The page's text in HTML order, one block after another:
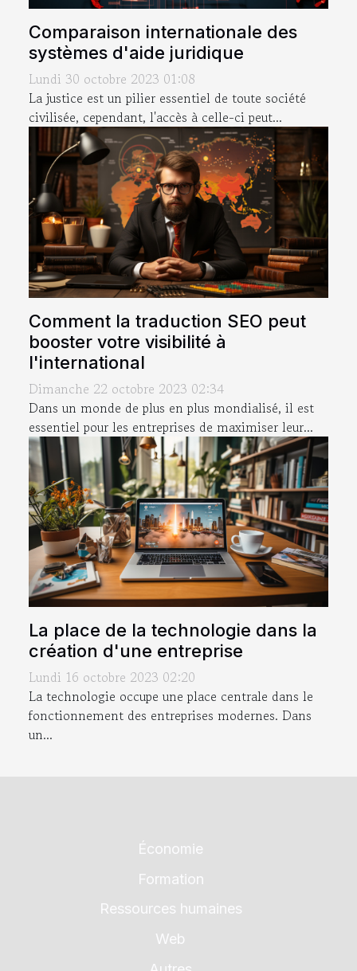
Comparaison internationale des
systèmes d'aide juridique
Lundi 30 octobre 2023 01:08
La justice est un pilier essentiel de toute société
civilisée, cependant, l'accès à celle-ci peut...
Comment la traduction SEO peut
booster votre visibilité à
l'international
Dimanche 22 octobre 2023 02:34
Dans un monde de plus en plus mondialisé, il est
essentiel pour les entreprises de maximiser leur...
La place de la technologie dans la
création d'une entreprise
Lundi 16 octobre 2023 02:20
La technologie occupe une place centrale dans le
fonctionnement des entreprises modernes. Dans
un...
Économie
Formation
Ressources humaines
Web